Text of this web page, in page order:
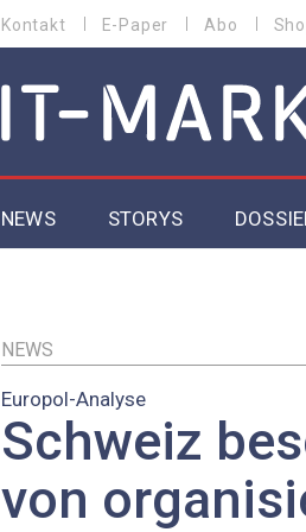
Kontakt E-Paper Abo
MAIN NAVIGATION
NEWS STORYS
EU-
NEWS
Europol-Analyse
Schweiz
von